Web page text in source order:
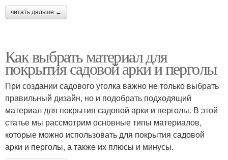
читать дальше →
Как выбрать материал для
покрытия садовой арки и перголы
При создании садового уголка важно не только выбрать
правильный дизайн, но и подобрать подходящий
материал для покрытия садовой арки и перголы. В этой
статье мы рассмотрим основные типы материалов,
которые можно использовать для покрытия садовой
арки и перголы, а также их плюсы и минусы.